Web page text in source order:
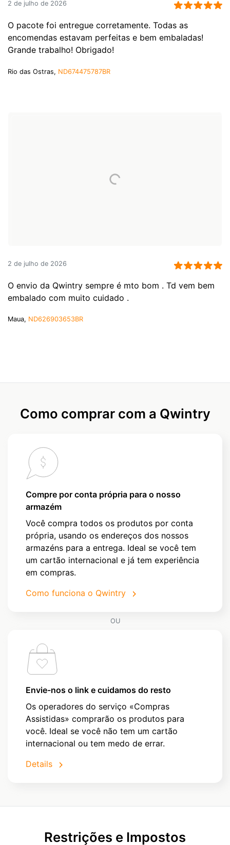
2 de julho de 2026
O pacote foi entregue corretamente. Todas as
encomendas estavam perfeitas e bem embaladas!
Grande trabalho! Obrigado!
Rio das Ostras, ND674475787BR
2 de julho de 2026
O envio da Qwintry sempre é mto bom . Td vem bem
embalado com muito cuidado .
Maua, ND626903653BR
Como comprar com a Qwintry
Compre por conta própria para o nosso
armazém
Você compra todos os produtos por conta
própria, usando os endereços dos nossos
armazéns para a entrega. Ideal se você tem
um cartão internacional e já tem experiência
em compras.
Como funciona o Qwintry
OU
Envie-nos o link e cuidamos do resto
Os operadores do serviço «Compras
Assistidas» comprarão os produtos para
você. Ideal se você não tem um cartão
internacional ou tem medo de errar.
Details
Restrições e Impostos